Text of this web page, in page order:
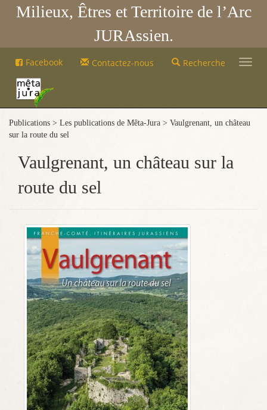
Milieux, Êtres et Territoire de l’Arc
JURAssien.
Jura Facebook Contactez-nous Recherche
Mêta-
Publications > Les publications de Mêta-Jura > Vaulgrenant, un château
sur la route du sel
Vaulgrenant, un château sur la
route du sel